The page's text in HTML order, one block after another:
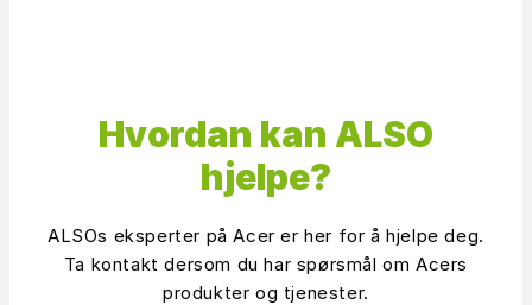
Hvordan kan ALSO
hjelpe?
ALSOs eksperter på Acer er her for å hjelpe deg.
Ta kontakt dersom du har spørsmål om Acers
produkter og tjenester.